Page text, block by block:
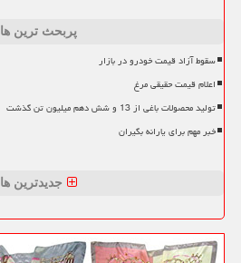
پربحث ترین ها
سقوط آزاد قیمت خودرو در بازار
اعلام قیمت حقیقی مرغ
تولید محصولات باغی از 13 و شش دهم میلیون تن گذشت
خبر مهم برای یارانه بگیران
جدیدترین ها